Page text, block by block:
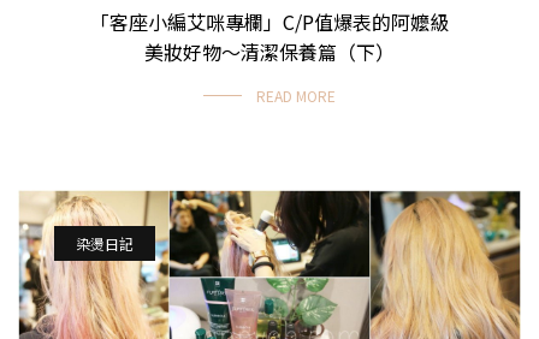
「客座小編艾咪專欄」C/P值爆表的阿嬤級
美妝好物～清潔保養篇（下）
READ MORE
染燙日記